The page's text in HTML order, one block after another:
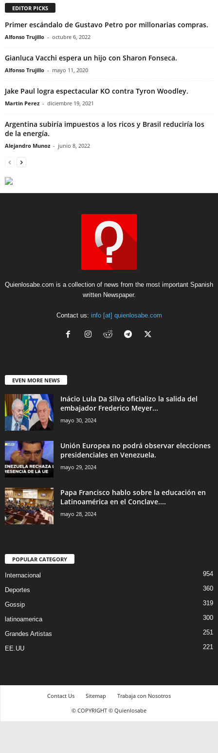
EDITOR PICKS
Primer escándalo de Gustavo Petro por millonarias compras.
Alfonso Trujillo - octubre 6, 2022
Gianluca Vacchi espera un hijo con Sharon Fonseca.
Alfonso Trujillo - mayo 11, 2020
Jake Paul logra espectacular KO contra Tyron Woodley.
Martin Perez - diciembre 19, 2021
Argentina subiría impuestos a los ricos y Brasil reduciría los
de la energía.
Alejandro Munoz - junio 8, 2022
Quienlosabe.com is a collection of news from the most important Spanish
written Newspaper.
Contact us: info [at] quienlosabe.com
EVEN MORE NEWS
Inácio Lula Da Silva oficializo la salida del
embajador Frederico Meyer...
mayo 30, 2024
Unión Europea no podrá observar elecciones
presidenciales en Venezuela.
mayo 29, 2024
Papa Francisco hablo sobre la educación en
Latinoamérica en el Conclave....
mayo 28, 2024
POPULAR CATEGORY
Internacional 954
Deportes 360
Gossip 319
latinoamerica 300
Grandes Artistas 251
EE.UU 221
Contact Us Sitemap
Trabaja con Nosotros
© COPYRIGHT © Quienlosabe